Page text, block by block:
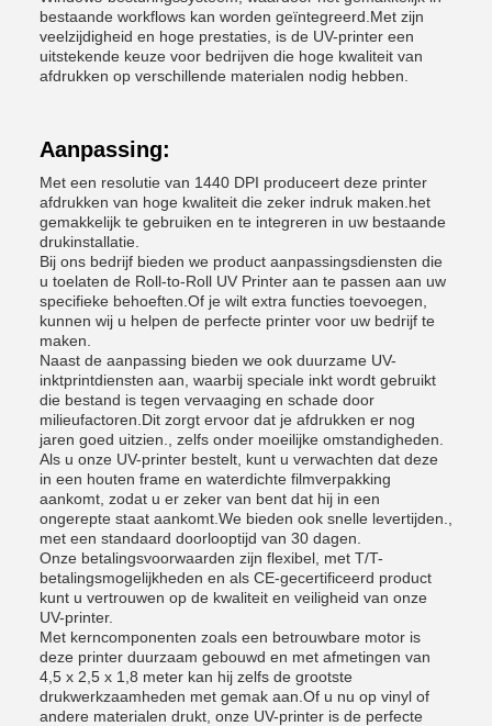
bestaande workflows kan worden geïntegreerd.Met zijn
veelzijdigheid en hoge prestaties, is de UV-printer een
uitstekende keuze voor bedrijven die hoge kwaliteit van
afdrukken op verschillende materialen nodig hebben.
Aanpassing:
Met een resolutie van 1440 DPI produceert deze printer
afdrukken van hoge kwaliteit die zeker indruk maken.het
gemakkelijk te gebruiken en te integreren in uw bestaande
drukinstallatie.
Bij ons bedrijf bieden we product aanpassingsdiensten die
u toelaten de Roll-to-Roll UV Printer aan te passen aan uw
specifieke behoeften.Of je wilt extra functies toevoegen,
kunnen wij u helpen de perfecte printer voor uw bedrijf te
maken.
Naast de aanpassing bieden we ook duurzame UV-
inktprintdiensten aan, waarbij speciale inkt wordt gebruikt
die bestand is tegen vervaaging en schade door
milieufactoren.Dit zorgt ervoor dat je afdrukken er nog
jaren goed uitzien., zelfs onder moeilijke omstandigheden.
Als u onze UV-printer bestelt, kunt u verwachten dat deze
in een houten frame en waterdichte filmverpakking
aankomt, zodat u er zeker van bent dat hij in een
ongerepte staat aankomt.We bieden ook snelle levertijden.,
met een standaard doorlooptijd van 30 dagen.
Onze betalingsvoorwaarden zijn flexibel, met T/T-
betalingsmogelijkheden en als CE-gecertificeerd product
kunt u vertrouwen op de kwaliteit en veiligheid van onze
UV-printer.
Met kerncomponenten zoals een betrouwbare motor is
deze printer duurzaam gebouwd en met afmetingen van
4,5 x 2,5 x 1,8 meter kan hij zelfs de grootste
drukwerkzaamheden met gemak aan.Of u nu op vinyl of
andere materialen drukt, onze UV-printer is de perfecte